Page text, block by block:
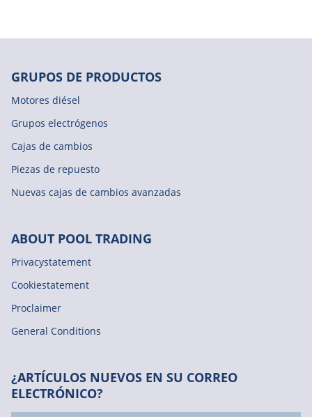
GRUPOS DE PRODUCTOS
Motores diésel
Grupos electrógenos
Cajas de cambios
Piezas de repuesto
Nuevas cajas de cambios avanzadas
ABOUT POOL TRADING
Privacystatement
Cookiestatement
Proclaimer
General Conditions
¿ARTÍCULOS NUEVOS EN SU CORREO
ELECTRÓNICO?